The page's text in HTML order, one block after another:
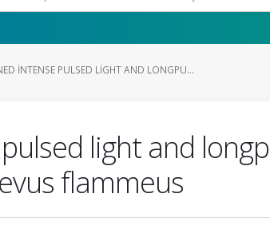
INTENSE PULSED LIGHT AND LONGPU...
light and
flammeus